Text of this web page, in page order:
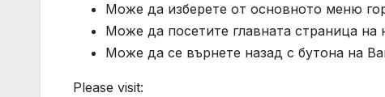
Може да изберете от основното меню
Може да посетите главната страница
Може да се върнете назад с бутона на
Please visit: